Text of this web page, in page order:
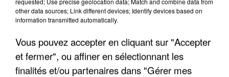
APRÈS TOUTES CES CANICULES, LES REFUGES
DE FAUNE SAUVAGE SONT...
other data sources; Link different devices; Identify devices based on
information transmitted automatically.
Vous pouvez accepter en cliquant sur "Accepter
et fermer", ou affiner en sélectionnant les
finalités et/ou partenaires dans "Gérer mes